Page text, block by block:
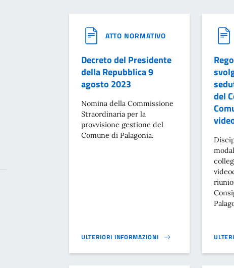
ATTO NORMATIVO
Decreto del Presidente
della Repubblica 9
agosto 2023
Nomina della Commissione
Straordinaria per la
provvisione gestione del
Comune di Palagonia.
ULTERIORI INFORMAZIONI
DECRETO DEL PRESIDENTE DELLA REPUBBLICA
del